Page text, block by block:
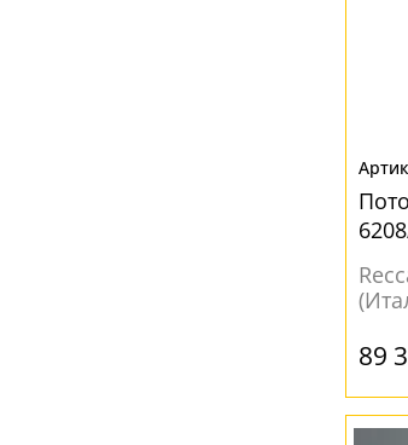
- бесплатная доставка
89